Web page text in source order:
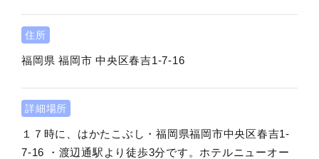
住所
福岡県 福岡市 中央区春吉1-7-16
詳細場所
１７時に、はかたこぶし・福岡県福岡市中央区春吉1-
7-16 ・渡辺通駅より徒歩3分です。ホテルニューオー